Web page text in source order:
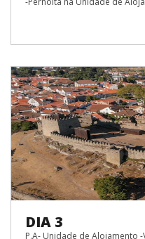
DIA 3
P.A- Unidade de Alojamento